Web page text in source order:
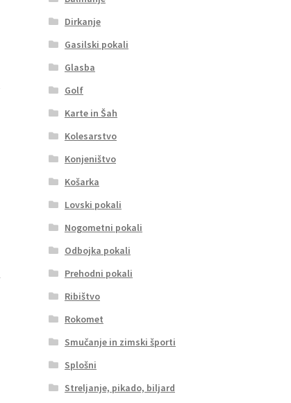
Dirkanje
Gasilski pokali
Glasba
Golf
Karte in Šah
Kolesarstvo
Konjeništvo
Košarka
Lovski pokali
Nogometni pokali
Odbojka pokali
Prehodni pokali
Ribištvo
Rokomet
Smučanje in zimski športi
Splošni
Streljanje, pikado, biljard